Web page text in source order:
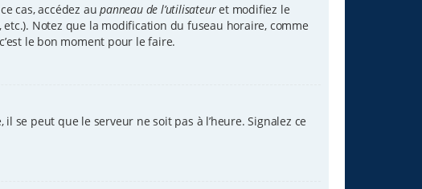
cas, accédez aupanneau de l’utilisateuret modifiez le
etc.). Notez que la modification du fuseau horaire, comme
le bon moment pour le faire.
se peut que le serveur ne soit pas à l’heure. Signalez ce